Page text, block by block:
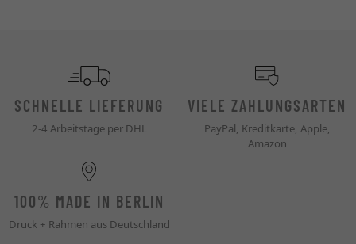
SCHNELLE LIEFERUNG
2-4 Arbeitstage per DHL
VIELE ZAHLUNGSARTEN
PayPal, Kreditkarte, Apple,
Amazon
100% MADE IN BERLIN
Druck + Rahmen aus Deutschland